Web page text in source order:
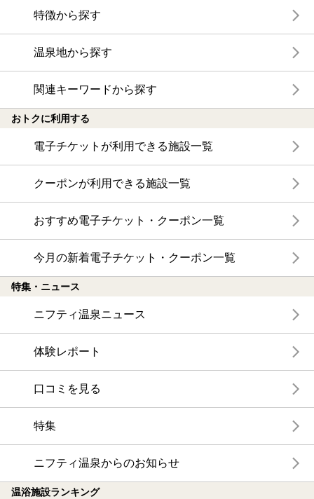
特徴から探す
温泉地から探す
関連キーワードから探す
おトクに利用する
電子チケットが利用できる施設一覧
クーポンが利用できる施設一覧
おすすめ電子チケット・クーポン一覧
今月の新着電子チケット・クーポン一覧
特集・ニュース
ニフティ温泉ニュース
体験レポート
口コミを見る
特集
ニフティ温泉からのお知らせ
温浴施設ランキング